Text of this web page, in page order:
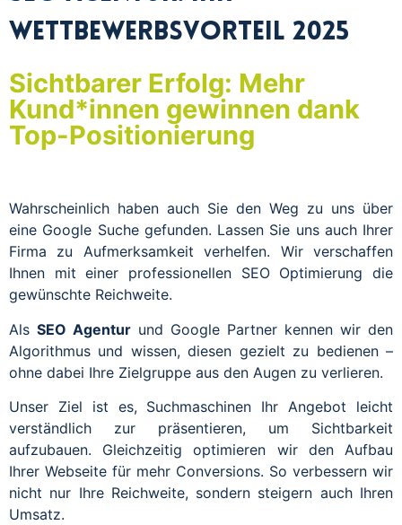
Wettbewerbsvorteil 2025
Sichtbarer Erfolg: Mehr
Kund*innen gewinnen dank
Top-Positionierung
Wahrscheinlich haben auch Sie den Weg zu uns über
eine Google Suche gefunden. Lassen Sie uns auch Ihrer
Firma zu Aufmerksamkeit verhelfen. Wir verschaffen
Ihnen mit einer professionellen SEO Optimierung die
gewünschte Reichweite.
Als SEO Agentur und Google Partner kennen wir den
Algorithmus und wissen, diesen gezielt zu bedienen –
ohne dabei Ihre Zielgruppe aus den Augen zu verlieren.
Unser Ziel ist es, Suchmaschinen Ihr Angebot leicht
verständlich zur präsentieren, um Sichtbarkeit
aufzubauen. Gleichzeitig optimieren wir den Aufbau
Ihrer Webseite für mehr Conversions. So verbessern wir
nicht nur Ihre Reichweite, sondern steigern auch Ihren
Umsatz.